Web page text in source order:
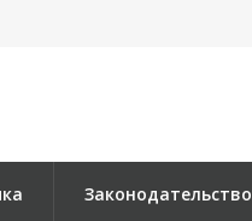
Законодательство